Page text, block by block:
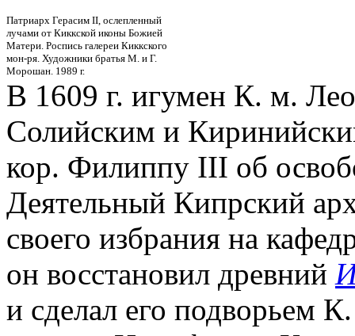
Патриарх Герасим II, ослепленный
лучами от Киккской иконы Божией
Матери. Роспись галереи Киккского
мон-ря. Художники братья М. и Г.
Морошан. 1989 г.
В 1609 г. игумен К. м.
Солийским и
кор. Филиппу III об
Деятельный Кипрский
своего избрания на
он восстановил древний
и сделал его подворьем